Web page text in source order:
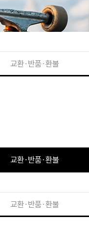
교환·반품·환불
교환·반품·환불
교환·반품·환불